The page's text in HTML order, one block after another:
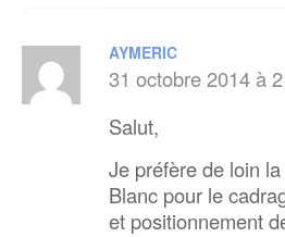
AYMERIC
31 octobre 2014 à
Salut,
Je préfère de loin
Blanc pour le
et positionnement